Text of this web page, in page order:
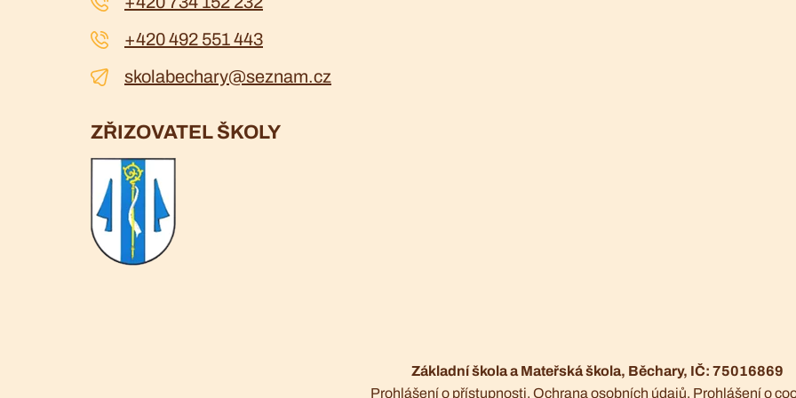
+420 492 551 443
skolabechary@seznam.cz
ZŘIZOVATEL ŠKOLY
Základní škola a Mateřská škola, Běchary, IČ: 75016869
Prohlášení o přístupnosti Ochrana osobních údajů Prohlášení o